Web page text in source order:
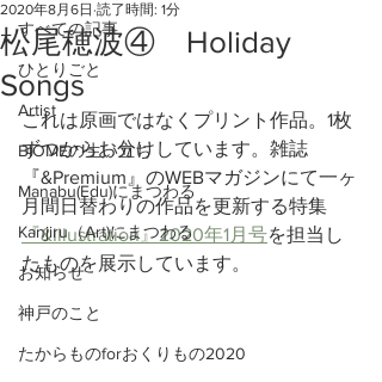
すべての記事
ひとりごと
Artist
BIOMEの生い立ち
Manabu(Edu)にまつわる
Kanjiru（Art)にまつわる
お知らせ
神戸のこと
たからものforおくりもの2020
松尾穂波④ Holiday
Songs
2020年8月6日 読了時間: 1分
これは原画ではなくプリント作品。1枚
ずつからお分けしています。雑誌
『&Premium』のWEBマガジンにて一ヶ
月間日替わりの作品を更新する特集
『&Illustration』2020年1月号を担当し
たものを展示しています。